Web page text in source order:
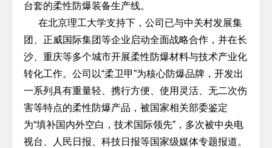
台套的柔性防爆装备生产线。
在北京理工大学支持下，公司已与中关村发展集
团、正威国际集团等企业启动全面战略合作，并在长
沙、重庆等多个城市开展柔性防爆材料与技术产业化
转化工作。公司以“柔卫甲”为核心防爆品牌，开发出
一系列具有重量轻、携行方便、使用灵活、无二次伤
害等特点的柔性防爆产品，被国家相关部委鉴定
为“填补国内外空白，技术国际领先”，多次被中央电
视台、人民日报、科技日报等国家级媒体专题报道。